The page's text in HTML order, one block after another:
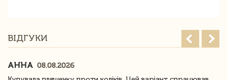
ВІДГУКИ
АННА 08.08.2026